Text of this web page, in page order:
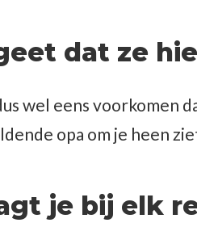
dat ze
wel eens voorkomen
opa om je heen
je bij elk